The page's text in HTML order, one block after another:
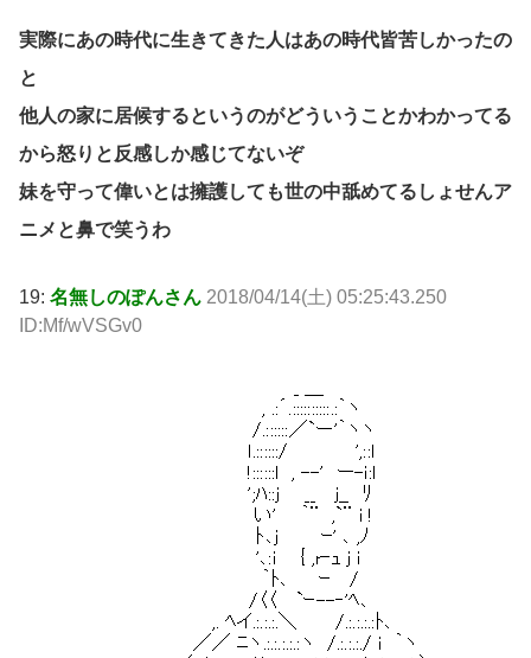
実際にあの時代に生きてきた人はあの時代皆苦しかったの
と
他人の家に居候するというのがどういうことかわかってる
から怒りと反感しか感じてないぞ
妹を守って偉いとは擁護しても世の中舐めてるしょせんア
ニメと鼻で笑うわ
19: 名無しのぽんさん 2018/04/14(土) 05:25:43.250
ID:Mf/wVSGv0